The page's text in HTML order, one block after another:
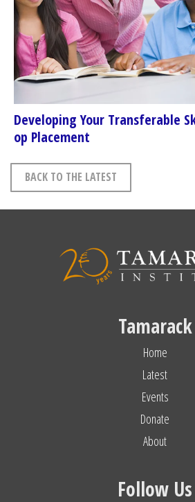
Developing Your Transferable
op Placement
BACK TO THE LATEST
Tamarack
Home
Latest
Events
Donate
About
Follow Us